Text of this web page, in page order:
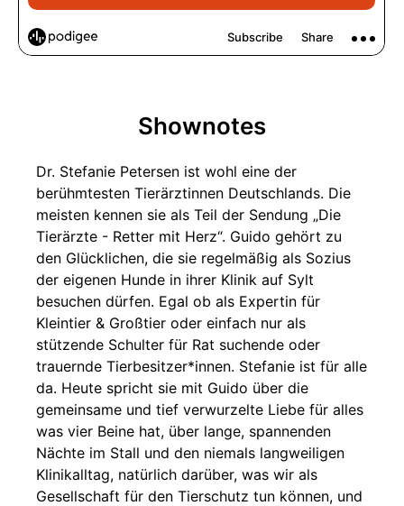
Shownotes
Dr. Stefanie Petersen ist wohl eine der
berühmtesten Tierärztinnen Deutschlands. Die
meisten kennen sie als Teil der Sendung „Die
Tierärzte - Retter mit Herz“. Guido gehört zu
den Glücklichen, die sie regelmäßig als Sozius
der eigenen Hunde in ihrer Klinik auf Sylt
besuchen dürfen. Egal ob als Expertin für
Kleintier & Großtier oder einfach nur als
stützende Schulter für Rat suchende oder
trauernde Tierbesitzer*innen. Stefanie ist für alle
da. Heute spricht sie mit Guido über die
gemeinsame und tief verwurzelte Liebe für alles
was vier Beine hat, über lange, spannenden
Nächte im Stall und den niemals langweiligen
Klinikalltag, natürlich darüber, was wir als
Gesellschaft für den Tierschutz tun können, und